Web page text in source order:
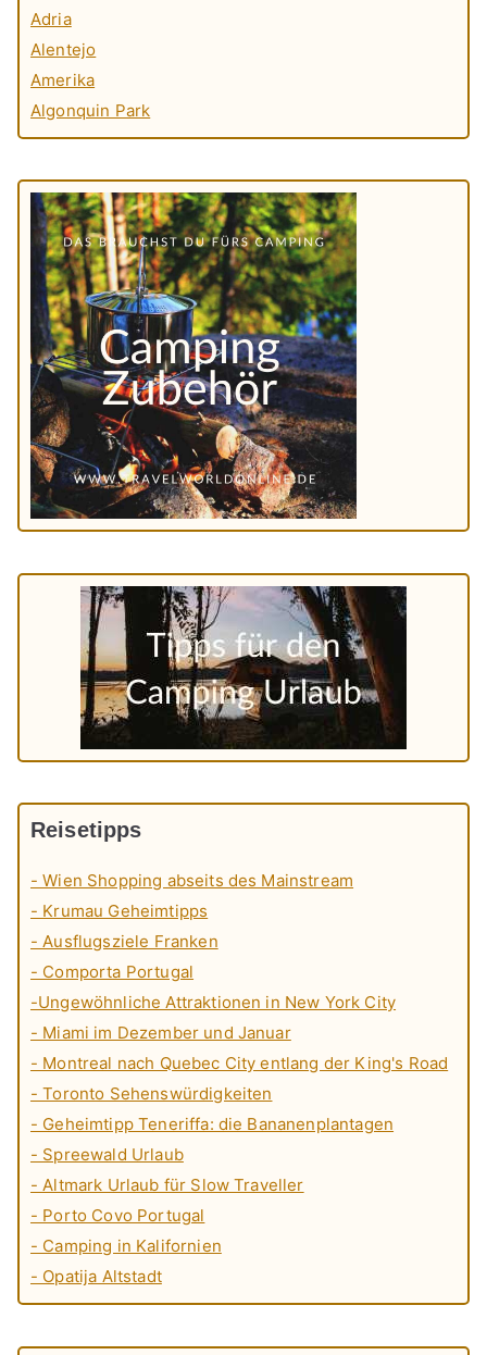
Adria
Alentejo
Amerika
Algonquin Park
Reisetipps
- Wien Shopping abseits des Mainstream
- Krumau Geheimtipps
- Ausflugsziele Franken
- Comporta Portugal
-Ungewöhnliche Attraktionen in New York City
- Miami im Dezember und Januar
- Montreal nach Quebec City entlang der King's Road
- Toronto Sehenswürdigkeiten
- Geheimtipp Teneriffa: die Bananenplantagen
- Spreewald Urlaub
- Altmark Urlaub für Slow Traveller
- Porto Covo Portugal
- Camping in Kalifornien
- Opatija Altstadt